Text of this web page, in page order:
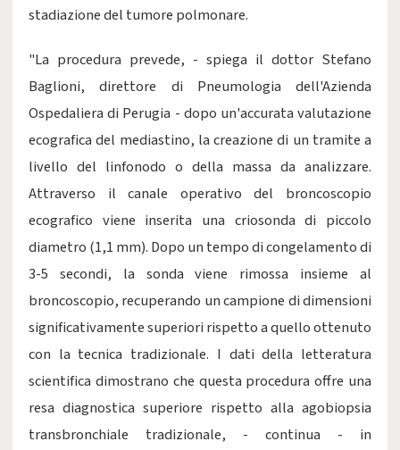
stadiazione del tumore polmonare.
"La procedura prevede, - spiega il dottor Stefano
Baglioni, direttore di Pneumologia dell'Azienda
Ospedaliera di Perugia - dopo un'accurata valutazione
ecografica del mediastino, la creazione di un tramite a
livello del linfonodo o della massa da analizzare.
Attraverso il canale operativo del broncoscopio
ecografico viene inserita una criosonda di piccolo
diametro (1,1 mm). Dopo un tempo di congelamento di
3-5 secondi, la sonda viene rimossa insieme al
broncoscopio, recuperando un campione di dimensioni
significativamente superiori rispetto a quello ottenuto
con la tecnica tradizionale. I dati della letteratura
scientifica dimostrano che questa procedura offre una
resa diagnostica superiore rispetto alla agobiopsia
transbronchiale tradizionale, - continua - in